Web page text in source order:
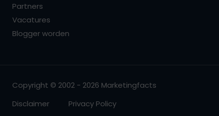
Partners
Vacatures
Blogger worden
Copyright © 2002 - 2026 Marketingfacts
Disclaimer
Privacy Policy